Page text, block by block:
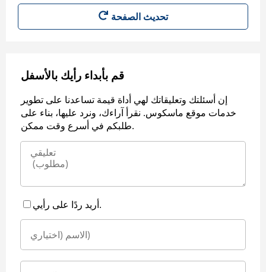
تحديث الصفحة
قم بأبداء رأيك بالأسفل
إن أسئلتك وتعليقاتك لهي أداة قيمة تساعدنا على تطوير
خدمات موقع ماسكوس. نقرأ آراءك، ونرد عليها، بناء على
طلبكم في أسرع وقت ممكن.
أريد ردًا على رأيي.